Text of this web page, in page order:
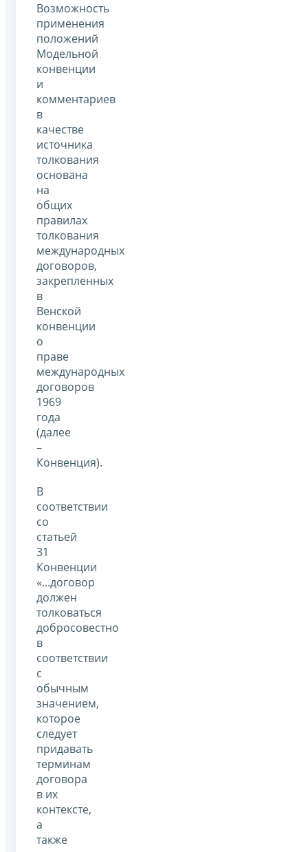
Возможность
применения
положений
Модельной
конвенции
и
комментариев
в
качестве
источника
толкования
основана
на
общих
правилах
толкования
международных
договоров,
закрепленных
в
Венской
конвенции
о
праве
международных
договоров
1969
года
(далее
–
Конвенция).
В
соответствии
со
статьей
31
Конвенции
«...договор
должен
толковаться
добросовестно
в
соответствии
с
обычным
значением,
которое
следует
придавать
терминам
договора
в их
контексте,
а
также